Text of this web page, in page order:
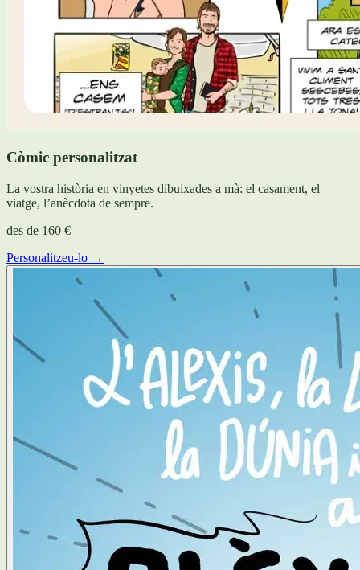
Còmic personalitzat
La vostra història en vinyetes dibuixades a mà: el casament, el
viatge, l’anècdota de sempre.
des de 160 €
Personalitzeu-lo →